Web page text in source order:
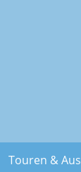
Touren &